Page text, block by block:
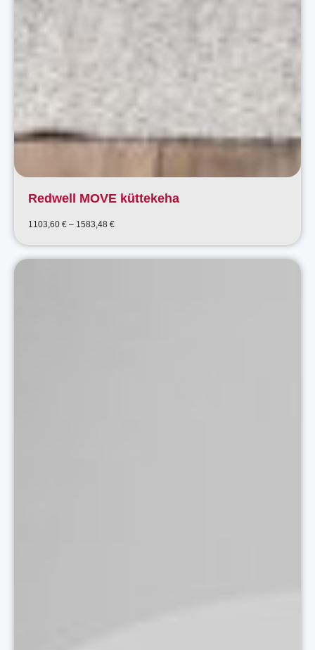
Redwell MOVE küttekeha
1103,60€ – 1583,48€Price
1103,60 €
through